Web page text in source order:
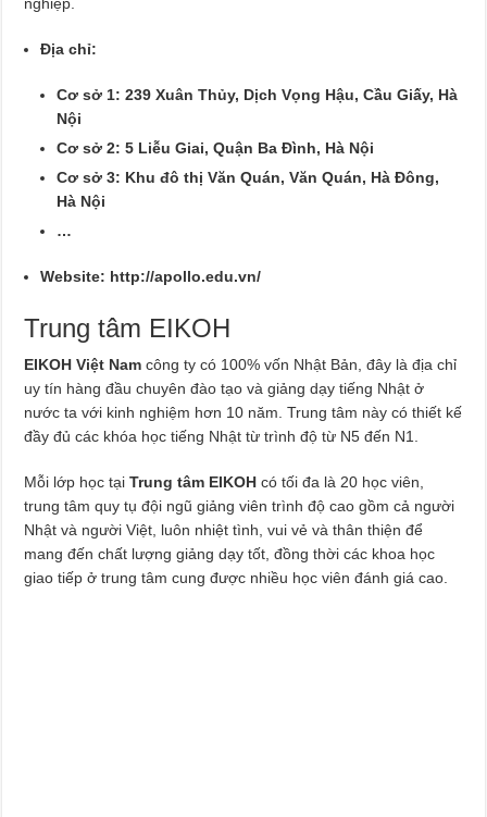
Địa chỉ:
Cơ sở 1: 239 Xuân Thủy, Dịch Vọng Hậu, Cầu Giấy, Hà
Nội
Cơ sở 2: 5 Liễu Giai, Quận Ba Đình, Hà Nội
Cơ sở 3: Khu đô thị Văn Quán, Văn Quán, Hà Đông,
Hà Nội
…
Website: http://apollo.edu.vn/
Trung tâm EIKOH
EIKOH Việt Nam công ty có 100% vốn Nhật Bản, đây là địa chỉ
uy tín hàng đầu chuyên đào tạo và giảng dạy tiếng Nhật ở
nước ta với kinh nghiệm hơn 10 năm. Trung tâm này có thiết kế
đầy đủ các khóa học tiếng Nhật từ trình độ từ N5 đến N1.
Mỗi lớp học tạiTrung tâm EIKOHcó tối đa là 20 học viên,
trung tâm quy tụ đội ngũ giảng viên trình độ cao gồm cả người
Nhật và người Việt, luôn nhiệt tình, vui vẻ và thân thiện để
mang đến chất lượng giảng dạy tốt, đồng thời các khoa học
giao tiếp ở trung tâm cung được nhiều học viên đánh giá cao.